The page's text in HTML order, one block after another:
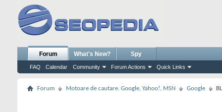
Forum
FAQ Calendar Community Forum Actions Quick Links
What's New? Spy
Forum Motoare de cautare. Google, Yahoo!, MSN Google